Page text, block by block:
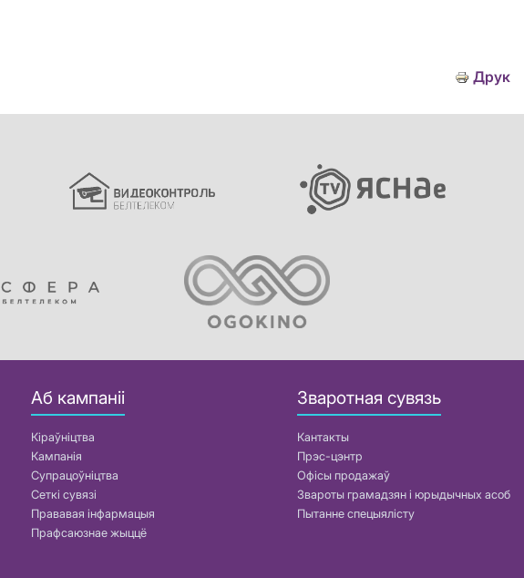
Друк
Аб кампаніі
Кіраўніцтва
Кампанія
Супрацоўніцтва
Сеткі сувязі
Прававая інфармацыя
Прафсаюзнае жыццё
Зваротная сувязь
Кантакты
Прэс-цэнтр
Офісы продажаў
Звароты грамадзян і юрыдычных асоб
Пытанне спецыялісту